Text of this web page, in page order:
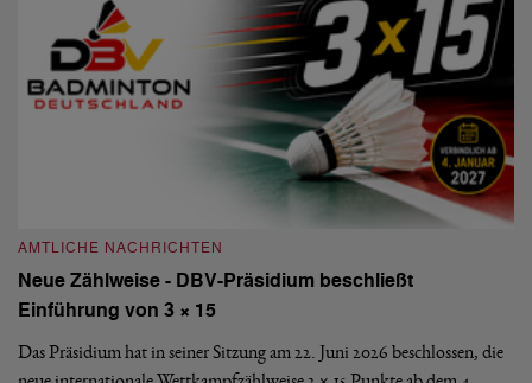
AMTLICHE NACHRICHTEN
Neue Zählweise - DBV-Präsidium beschließt
Einführung von 3 × 15
Das Präsidium hat in seiner Sitzung am 22. Juni 2026 beschlossen, die